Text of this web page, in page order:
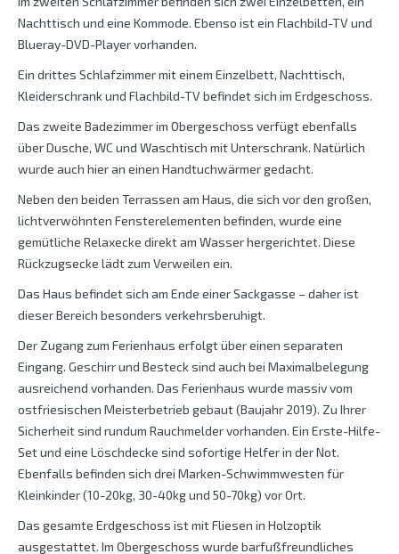
Nachttisch und eine Kommode. Ebenso ist ein Flachbild-TV und
Blueray-DVD-Player vorhanden.
Ein drittes Schlafzimmer mit einem Einzelbett, Nachttisch,
Kleiderschrank und Flachbild-TV befindet sich im Erdgeschoss.
Das zweite Badezimmer im Obergeschoss verfügt ebenfalls
über Dusche, WC und Waschtisch mit Unterschrank. Natürlich
wurde auch hier an einen Handtuchwärmer gedacht.
Neben den beiden Terrassen am Haus, die sich vor den großen,
lichtverwöhnten Fensterelementen befinden, wurde eine
gemütliche Relaxecke direkt am Wasser hergerichtet. Diese
Rückzugsecke lädt zum Verweilen ein.
Das Haus befindet sich am Ende einer Sackgasse – daher ist
dieser Bereich besonders verkehrsberuhigt.
Der Zugang zum Ferienhaus erfolgt über einen separaten
Eingang. Geschirr und Besteck sind auch bei Maximalbelegung
ausreichend vorhanden. Das Ferienhaus wurde massiv vom
ostfriesischen Meisterbetrieb gebaut (Baujahr 2019). Zu Ihrer
Sicherheit sind rundum Rauchmelder vorhanden. Ein Erste-Hilfe-
Set und eine Löschdecke sind sofortige Helfer in der Not.
Ebenfalls befinden sich drei Marken-Schwimmwesten für
Kleinkinder (10-20kg, 30-40kg und 50-70kg) vor Ort.
Das gesamte Erdgeschoss ist mit Fliesen in Holzoptik
ausgestattet. Im Obergeschoss wurde barfußfreundliches